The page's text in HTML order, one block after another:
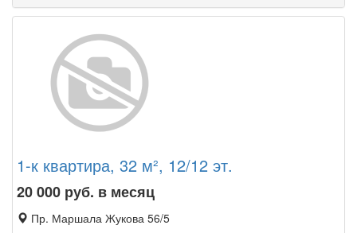
1-к квартира, 32 м², 12/12 эт.
20 000 руб. в месяц
Пр. Маршала Жукова 56/5